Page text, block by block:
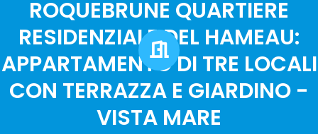
ROQUEBRUNE QUARTIERE
RESIDENZIALE DEL HAMEAU:
APPARTAMENTO DI TRE LOCALI
CON TERRAZZA E GIARDINO -
VISTA MARE